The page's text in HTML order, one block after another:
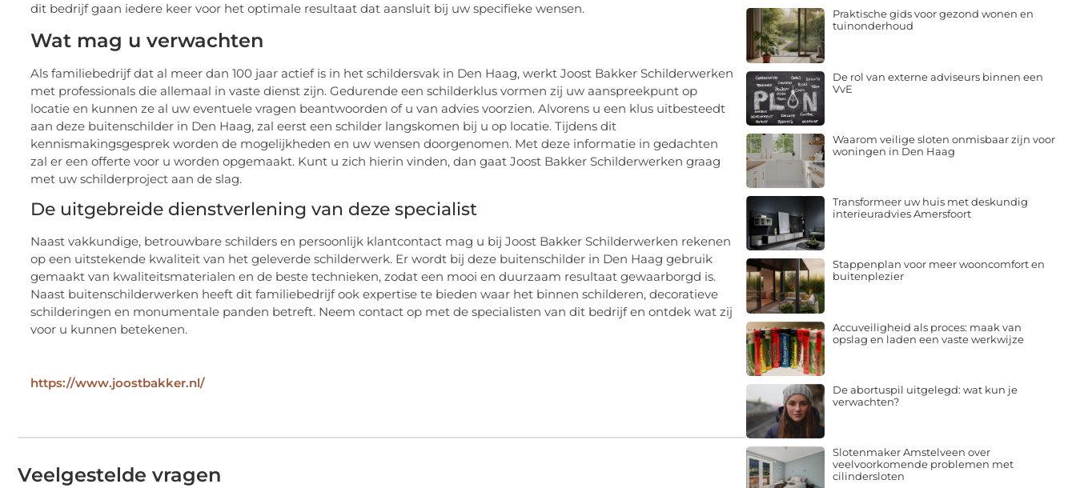
dit bedrijf gaan iedere keer voor het optimale resultaat dat aansluit bij uw specifieke wensen.
Wat mag u verwachten
Als familiebedrijf dat al meer dan 100 jaar actief is in het schildersvak in Den Haag, werkt Joost Bakker Schilderwerken
met professionals die allemaal in vaste dienst zijn. Gedurende een schilderklus vormen zij uw aanspreekpunt op
locatie en kunnen ze al uw eventuele vragen beantwoorden of u van advies voorzien. Alvorens u een klus uitbesteedt
aan deze buitenschilder in Den Haag, zal eerst een schilder langskomen bij u op locatie. Tijdens dit
kennismakingsgesprek worden de mogelijkheden en uw wensen doorgenomen. Met deze informatie in gedachten
zal er een offerte voor u worden opgemaakt. Kunt u zich hierin vinden, dan gaat Joost Bakker Schilderwerken graag
met uw schilderproject aan de slag.
De uitgebreide dienstverlening van deze specialist
Naast vakkundige, betrouwbare schilders en persoonlijk klantcontact mag u bij Joost Bakker Schilderwerken rekenen
op een uitstekende kwaliteit van het geleverde schilderwerk. Er wordt bij deze buitenschilder in Den Haag gebruik
gemaakt van kwaliteitsmaterialen en de beste technieken, zodat een mooi en duurzaam resultaat gewaarborgd is.
Naast buitenschilderwerken heeft dit familiebedrijf ook expertise te bieden waar het binnen schilderen, decoratieve
schilderingen en monumentale panden betreft. Neem contact op met de specialisten van dit bedrijf en ontdek wat zij
voor u kunnen betekenen.
https://www.joostbakker.nl/
Veelgestelde vragen
Praktische gids voor gezond wonen en
tuinonderhoud
De rol van externe adviseurs binnen een
VvE
Waarom veilige sloten onmisbaar zijn voor
woningen in Den Haag
Transformeer uw huis met deskundig
interieuradvies Amersfoort
Stappenplan voor meer wooncomfort en
buitenplezier
Accuveiligheid als proces: maak van
opslag en laden een vaste werkwijze
De abortuspil uitgelegd: wat kun je
verwachten?
Slotenmaker Amstelveen over
veelvoorkomende problemen met
cilindersloten